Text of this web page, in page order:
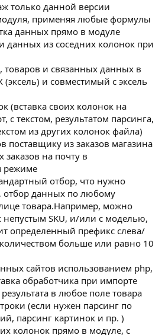
только данной версии
применяя любые формулы
данных прямо в модуле
данных из соседних колонок при
товаров и связанных данных в
(эксель) и совместимый с эксель
(вставка своих колонок на
с текстом, результатом парсинга,
из других колонок файла)
поставщику из заказов магазина
заказов на почту в
режиме
отбор, что нужно
отбор данных по любому
товара.Например, можно
непустым SKU, и/или с моделью,
определенный префикс слева/
больше или равно 10
сайтов использованием php,
обработчика при импорте
в любое поле товара
(если нужен парсинг по
парсинг картинок и пр. )
колонок прямо в модуле, с